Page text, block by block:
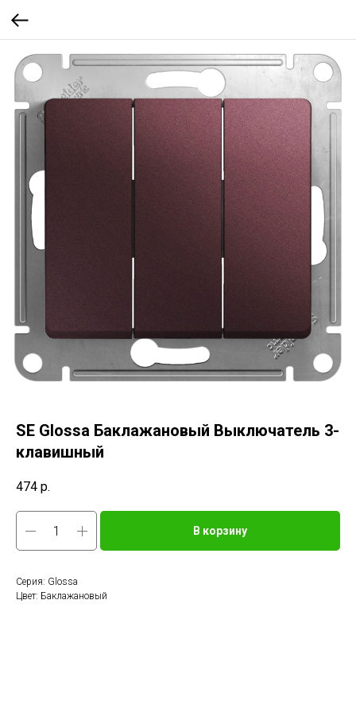
SE Glossa Баклажановый Выключатель 3-
клавишный
474 р.
В корзину
Серия: Glossa
Цвет: Баклажановый